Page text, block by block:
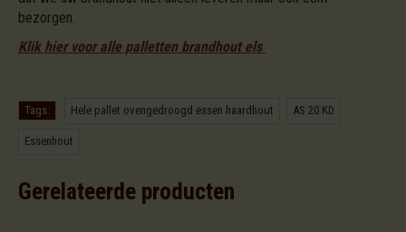
bezorgen.
Klik hier voor alle palletten brandhout els
Tags: Hele pallet ovengedroogd essen haardhout AS 20 KD
Essenhout
Gerelateerde producten